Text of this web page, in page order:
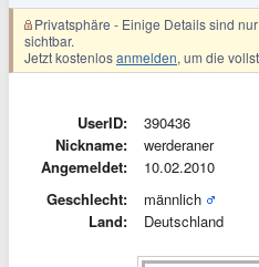
Privatsphäre - Einige Details sind
sichtbar.
Jetzt kostenlosanmelden, um die
UserID:
390436
Nickname:
werderaner
Angemeldet:
10.02.2010
Geschlecht:
männlich
Land:
Deutschland